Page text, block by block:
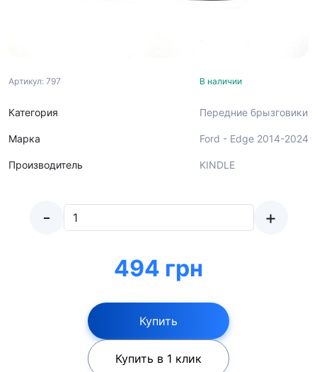
Артикул: 797
Категория
Марка
Производитель
В наличии
Передние брызговики
Ford - Edge 2014-2024
KINDLE
- +
494 грн
Купить
Купить в 1 клик